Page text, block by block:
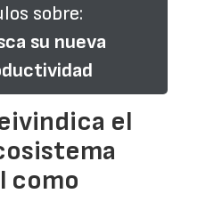
sobre:
su nueva
el
como